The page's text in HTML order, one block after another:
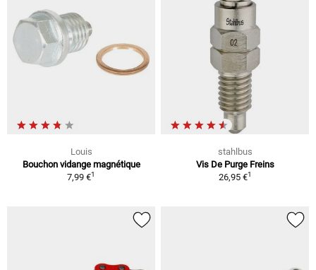
Louis
Bouchon vidange magnétique
7,99 €1
stahlbus
Vis De Purge Freins
26,95 €1